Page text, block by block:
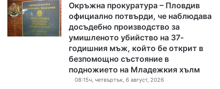
Окръжна прокуратура – Пловдив
официално потвърди, че наблюдава
досъдебно производство за
умишленото убийство на 37-
годишния мъж, който бе открит в
безпомощно състояние в
подножието на Младежкия хълм
08:15ч, четвъртък, 6 август, 2026